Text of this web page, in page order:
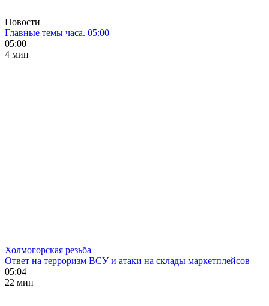
Новости
Главные темы часа. 05:00
05:00
4 мин
Холмогорская резьба
Ответ на терроризм ВСУ и атаки на склады маркетплейсов
05:04
22 мин